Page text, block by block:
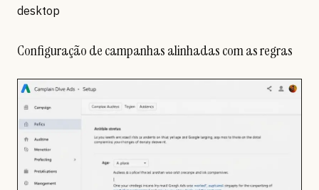
desktop
Configuração de campanhas alinhadas com as regras